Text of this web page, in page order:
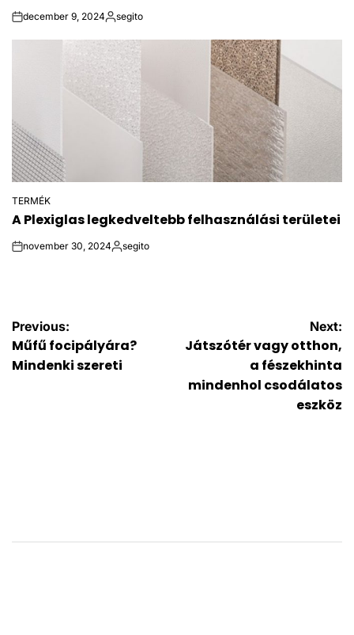
ondecember 9, 2024Posted
segito
POSTED
IN
TERMÉK
A Plexiglas legkedveltebb felhasználási területei
onnovember 30, 2024Posted
segito
Bejegyzés
navigáció
Previous:
Műfű focipályára?
Mindenki szereti
Next:
Játszótér vagy otthon,
a fészekhinta
mindenhol csodálatos
eszköz